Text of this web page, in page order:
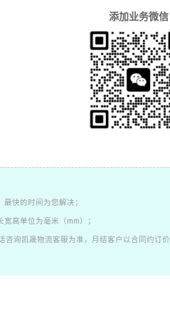
添加业务微信
快的时间为您解决；
高单位为毫米（mm）；
询凯晟物流客服为准，月结客户以合同约订